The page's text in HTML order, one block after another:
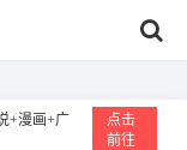
+漫画+广
点击
前往